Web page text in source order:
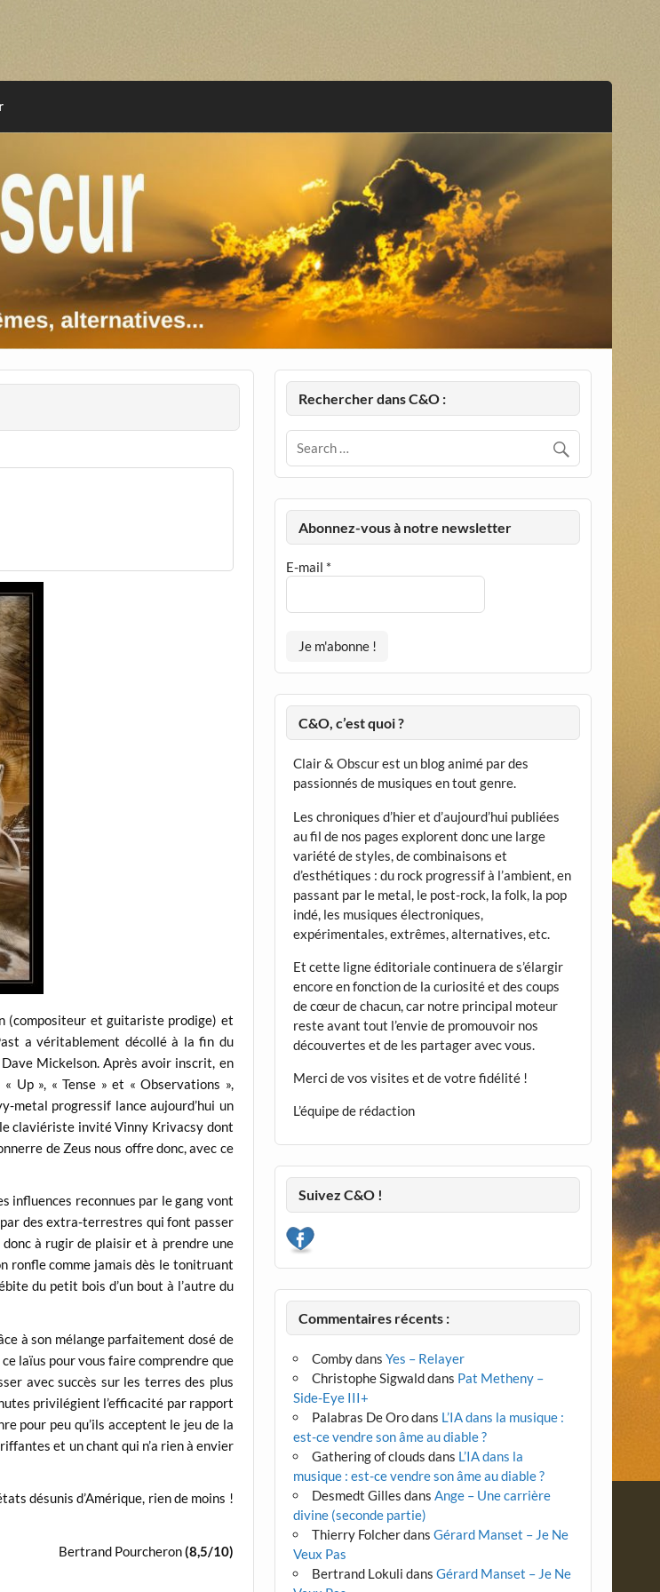
(compositeur et guitariste prodige) et
a véritablement décollé à la fin du
Mickelson. Après avoir inscrit, en
Up », « Tense » et « Observations »,
metal progressif lance aujourd’hui un
claviériste invité Vinny Krivacsy dont
de Zeus nous offre donc, avec ce
influences reconnues par le gang vont
des extra-terrestres qui font passer
à rugir de plaisir et à prendre une
ronfle comme jamais dès le tonitruant
du petit bois d’un bout à l’autre du
à son mélange parfaitement dosé de
laïus pour vous faire comprendre que
avec succès sur les terres des plus
privilégient l’efficacité par rapport
pour peu qu’ils acceptent le jeu de la
et un chant qui n’a rien à envier
désunis d’Amérique, rien de moins !
Bertrand Pourcheron(8,5/10)
Rechercher dans C&O :
Abonnez-vous à notre newsletter
E-mail *
C&O, c’est quoi ?
Clair & Obscur est un blog animé par des
passionnés de musiques en tout genre.
Les chroniques d’hier et d’aujourd’hui publiées
au fil de nos pages explorent donc une large
variété de styles, de combinaisons et
d’esthétiques : du rock progressif à l’ambient, en
passant par le metal, le post-rock, la folk, la pop
indé, les musiques électroniques,
expérimentales, extrêmes, alternatives, etc.
Et cette ligne éditoriale continuera de s’élargir
encore en fonction de la curiosité et des coups
de cœur de chacun, car notre principal moteur
reste avant tout l’envie de promouvoir nos
découvertes et de les partager avec vous.
Merci de vos visites et de votre fidélité !
L’équipe de rédaction
Suivez C&O !
Commentaires récents :
CombydansYes – Relayer
Christophe Sigwalddans Pat Metheny –
Side-Eye III+
Palabras De Orodans L’IA dans la musique :
est-ce vendre son âme au diable ?
Gathering of clouds dans L’IA dans la
musique : est-ce vendre son âme au diable ?
Desmedt Gilles dansAnge – Une carrière
divine (seconde partie)
Thierry FolcherdansGérard Manset – Je Ne
Veux Pas
Bertrand Lokuli dansGérard Manset – Je Ne